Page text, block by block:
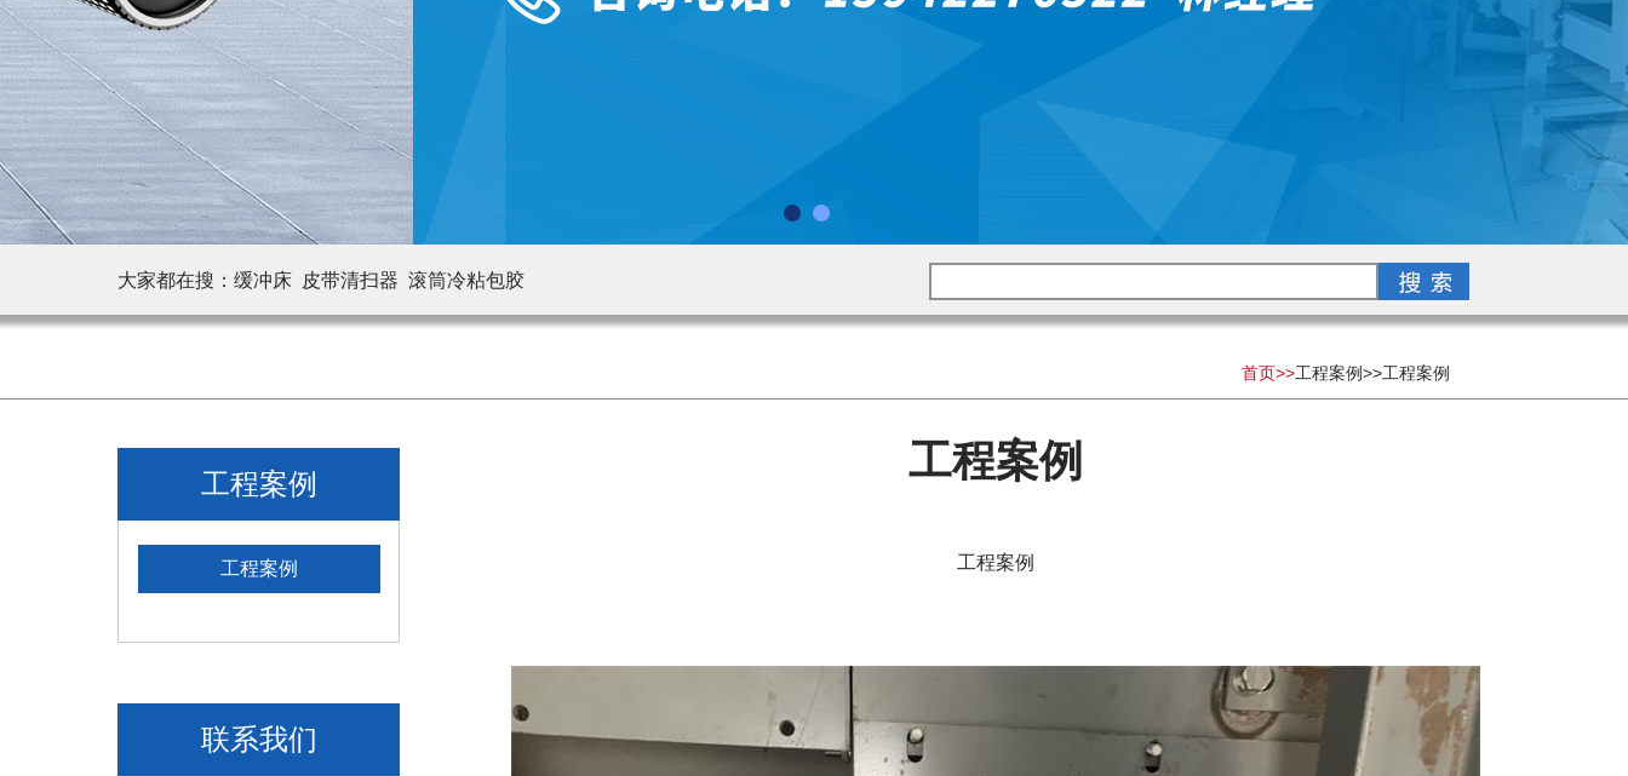
大家都在搜： 缓冲床 皮带清扫器 滚筒冷粘包胶
首页>>工程案例>>工程案例
工程案例
工程案例
联系我们
工程案例
工程案例